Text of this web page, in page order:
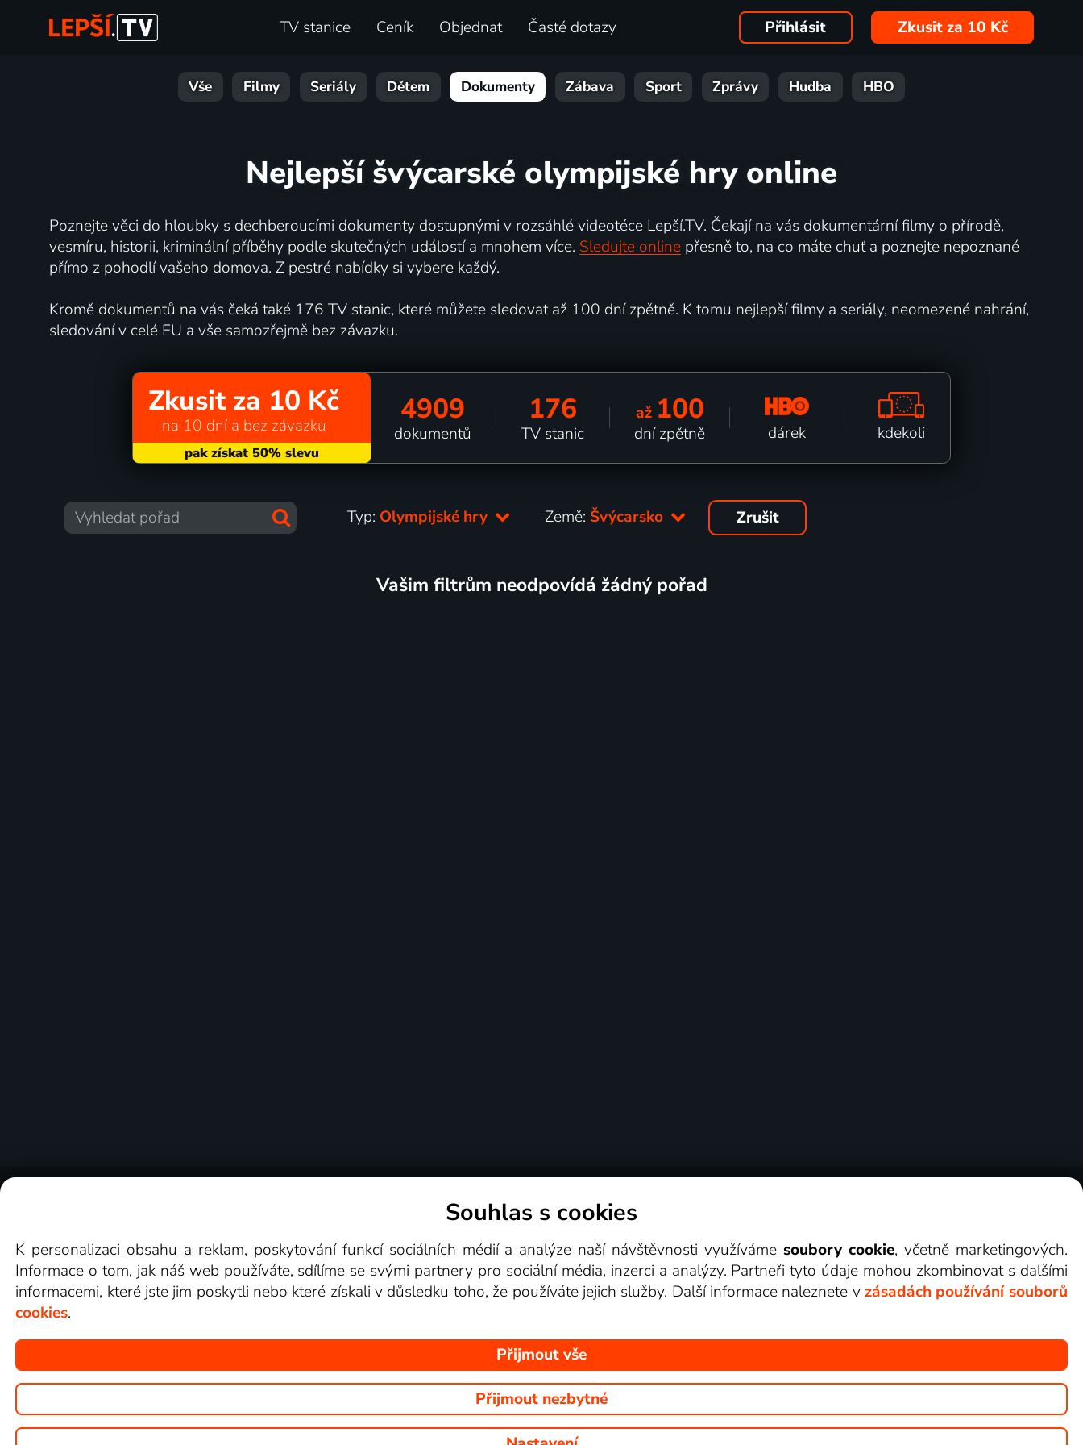
TV stanice Ceník Objednat Časté dotazy Přihlásit Zkusit za 10 Kč
Vše Filmy Seriály Dětem Dokumenty Zábava Sport Zprávy Hudba HBO
Nejlepší švýcarské olympijské hry online
Poznejte věci do hloubky s dechberoucími dokumenty dostupnými v rozsáhlé videotéce Lepší.TV. Čekají na vás dokumentární filmy o přírodě,
vesmíru, historii, kriminální příběhy podle skutečných událostí a mnohem více. Sledujte onlinepřesně to, na co máte chuť a poznejte nepoznané
přímo z pohodlí vašeho domova. Z pestré nabídky si vybere každý.
Kromě dokumentů na vás čeká také 176 TV stanic, které můžete sledovat až 100 dní zpětně. K tomu nejlepší filmy a seriály, neomezené nahrání,
sledování v celé EU a vše samozřejmě bez závazku.
Zkusit za 10 Kč
na 10 dní a bez závazku 4909
dokumentů
176
TV stanic
až 100
dní zpětně dárek kdekoli
Typ: Olympijské hry Země: Švýcarsko Zrušit
Vašim filtrům neodpovídá žádný pořad
Videotéka
Copyright © goNET s.r.o. Na tomto webu jsou zobrazovány obrázky z pořadů TV stanic, které můžete sledovat v Lepší.TV.
Souhlas s cookies
K personalizaci obsahu a reklam, poskytování funkcí sociálních médií a analýze naší návštěvnosti využívámesoubory cookie, včetně marketingových.
Informace o tom, jak náš web používáte, sdílíme se svými partnery pro sociální média, inzerci a analýzy. Partneři tyto údaje mohou zkombinovat s dalšími
informacemi, které jste jim poskytli nebo které získali v důsledku toho, že používáte jejich služby. Další informace naleznete v zásadách používání souborů
cookies.
Přijmout vše
Přijmout nezbytné